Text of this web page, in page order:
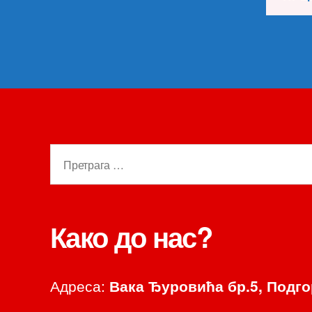
Како до нас?
Адреса: Вака Ђуровића бр.5,